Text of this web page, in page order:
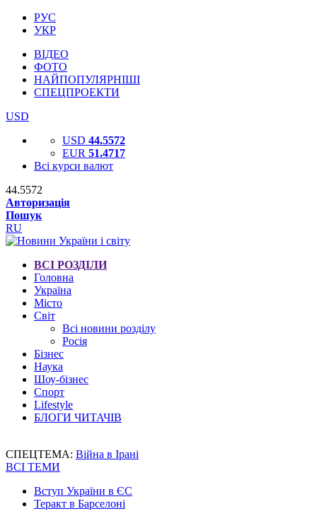
РУС
УКР
ВІДЕО
ФОТО
НАЙПОПУЛЯРНІШІ
СПЕЦПРОЕКТИ
USD
USD 44.5572
EUR 51.4717
Всі курси валют
44.5572
Авторизація
Пошук
RU
ВСІ РОЗДІЛИ
Головна
Україна
Місто
Світ
Всі новини розділу
Росія
Бізнес
Наука
Шоу-бізнес
Спорт
Lifestyle
БЛОГИ ЧИТАЧІВ
СПЕЦТЕМА: Війна в Ірані
ВСІ ТЕМИ
Вступ України в ЄС
Теракт в Барселоні